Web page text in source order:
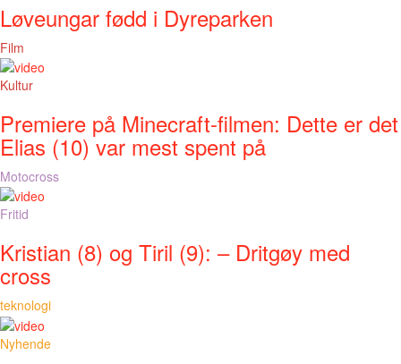
Løveungar fødd i Dyreparken
Film
Kultur
Premiere på Minecraft-filmen: Dette er det
Elias (10) var mest spent på
Motocross
Fritid
Kristian (8) og Tiril (9): – Dritgøy med
cross
teknologi
Nyhende